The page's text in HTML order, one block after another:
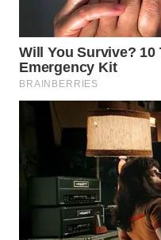
WN
BORNEO
Wahana
Media
WAHANA
NEWS
WAHANA
TANI